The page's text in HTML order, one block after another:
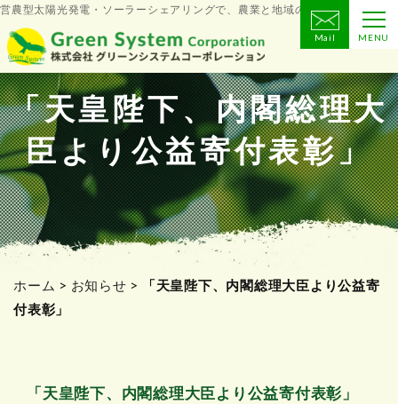
コ
ン
テ
ン
ツ
へ
ス
キ
ッ
プ
営農型太陽光発電・ソーラーシェアリングで、農業と地域の未来をつくる
Mail MENU
「天皇陛下、内閣総理大
臣より公益寄付表彰」
ホーム > お知らせ >
「天皇陛下、内閣総理大臣より公益寄
付表彰」
「天皇陛下、内閣総理大臣より公益寄付表彰」